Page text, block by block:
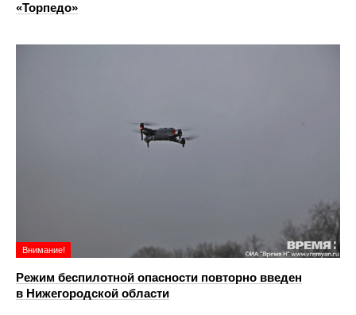
«Торпедо»
Внимание!
Режим беспилотной опасности повторно введен
в Нижегородской области